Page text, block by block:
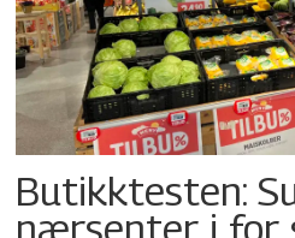
Butikktesten:
nærsenter i for